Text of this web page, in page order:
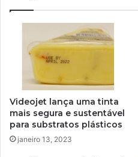
Videojet lança uma tinta
mais segura e sustentável
para substratos plásticos
janeiro 13, 2023